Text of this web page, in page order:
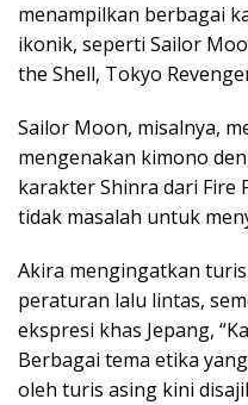
menampilkan berbagai
ikonik, seperti Sailor
the Shell, Tokyo
Sailor Moon, misalnya,
mengenakan kimono
karakter Shinra dari Fire
tidak masalah untuk
Akira mengingatkan
peraturan lalu lintas,
ekspresi khas Jepang,
Berbagai tema etika
oleh turis asing kini